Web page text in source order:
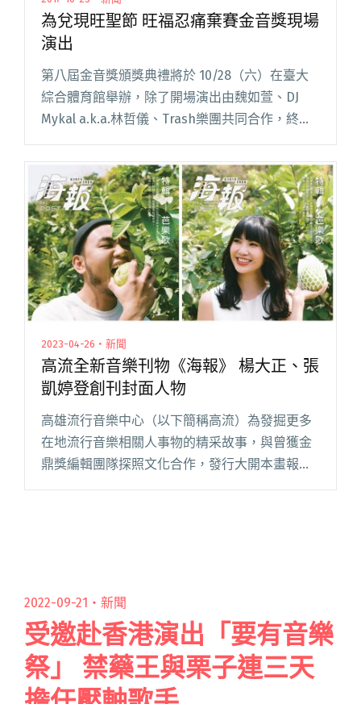
為兌現旺聖節 旺福忍痛棄賽金音獎現場
演出
第八屆金音獎頒獎典禮將於 10/28（六）在臺大
綜合體育館舉辦，除了開場演出由魏如萱、DJ
Mykal a.k.a.林哲儀、Trash樂團共同合作，終場
綱，本屆入圍最佳現場演出獎的「四分衛」、
「美秀集閱讀全文 "為兌現旺聖節 旺福忍痛棄賽
金音獎現場演出"
2023-04-26・新聞
高流全新音樂刊物《海報》 楊大正、張
凱婷登創刊封面人物
高雄流行音樂中心（以下簡稱高流）為發掘更多
在地流行音樂相關人事物的精采故事，與曾獲金
鼎獎編輯團隊探照文化合作，發行大開本畫報規
格的全新音樂刊物《海報》雙月刊。 創刊號特輯
2022-09-21・ 新聞
受邀赴香港演出「要有音樂
祭」 禁藥王與栗子連三天